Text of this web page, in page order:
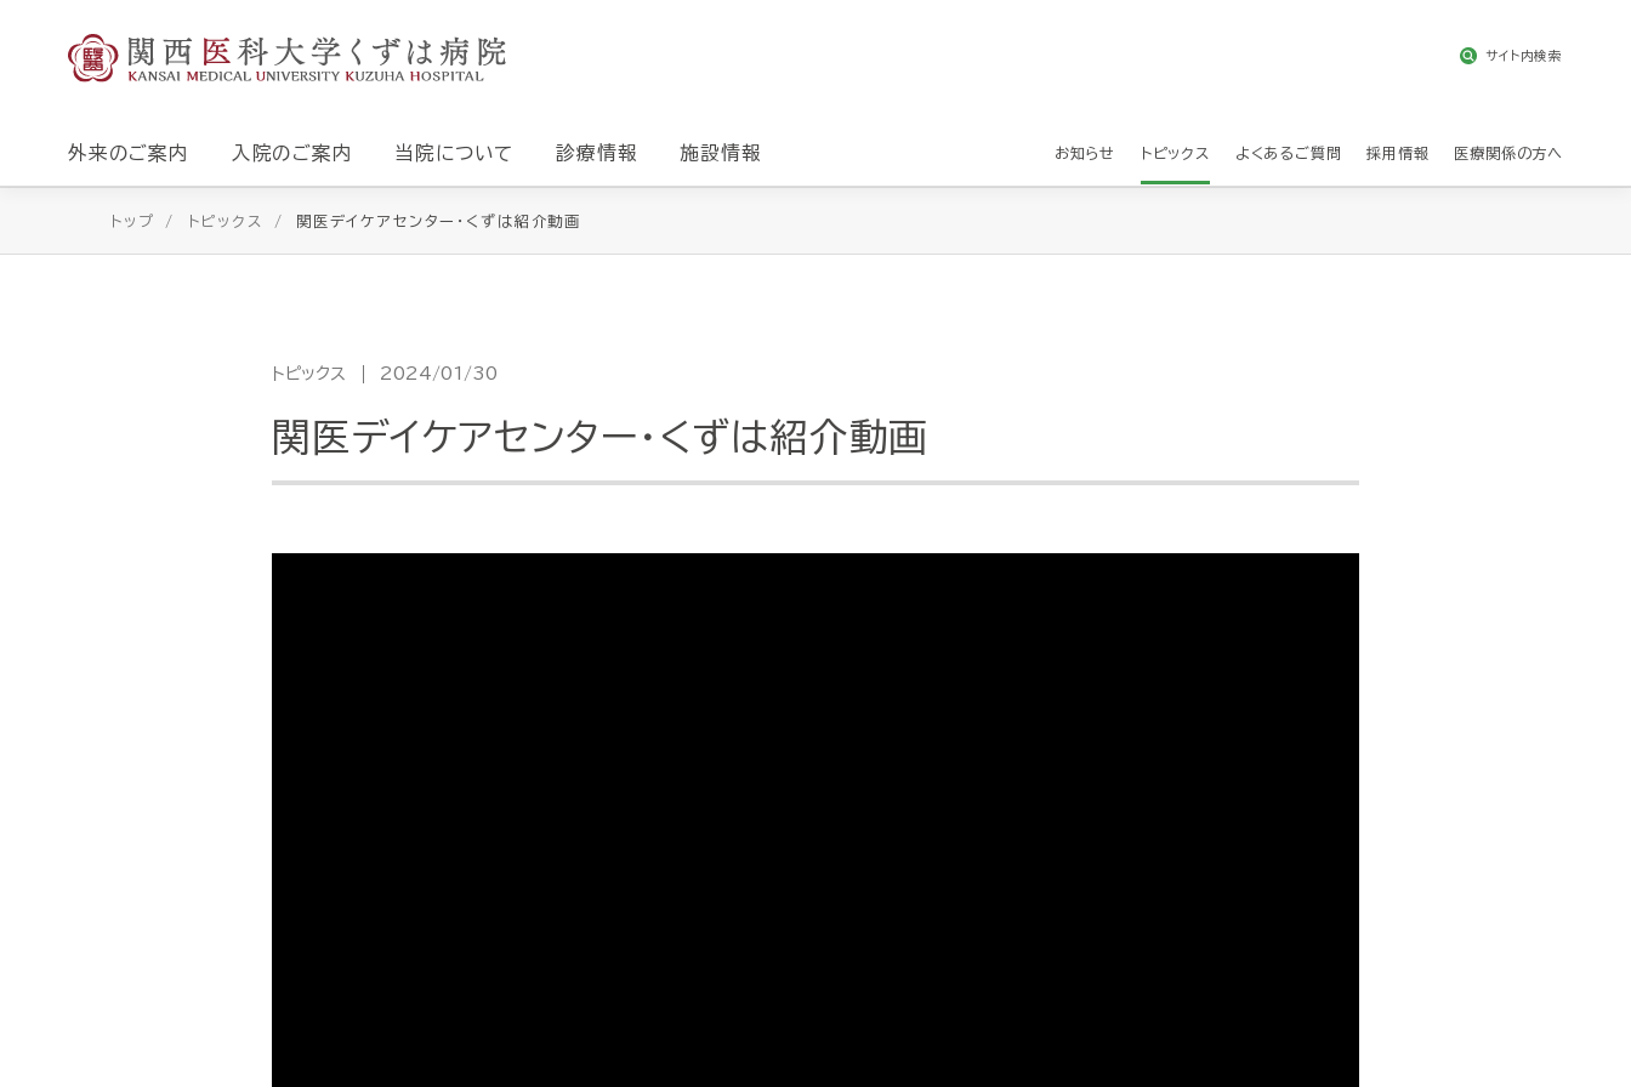
外来のご案内 入院のご案内 当院について 診療情報 施設情報 お知らせ トピックス よくあるご質問 採用情報 医療関係の方へ
サイト内検索
トップ トピックス 関医デイケアセンター・くずは紹介動画
トピックス 2024/01/30
関医デイケアセンター・くずは紹介動画